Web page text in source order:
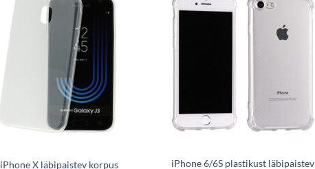
iPhone X läbipaistev korpus
iPhone 6/6S plastikust läbipaistev